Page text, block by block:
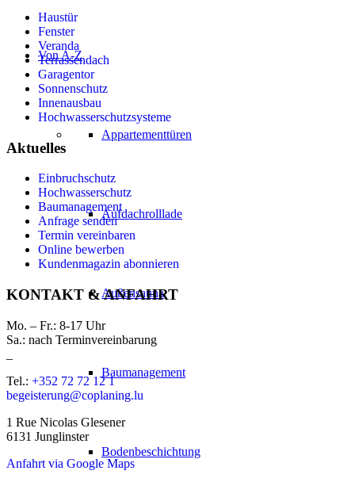
Von A-Z
Appartementtüren
Aufdachrolllade
Außensauna
Baumanagement
Bodenbeschichtung
Haustür
Fenster
Veranda
Terrassendach
Garagentor
Sonnenschutz
Innenausbau
Hochwasserschutzsysteme
Aktuelles
Einbruchschutz
Hochwasserschutz
Baumanagement
Anfrage senden
Termin vereinbaren
Online bewerben
Kundenmagazin abonnieren
KONTAKT & ANFAHRT
Mo. – Fr.: 8-17 Uhr
Sa.: nach Terminvereinbarung
Tel.: +352 72 72 12 1
begeisterung@coplaning.lu
1 Rue Nicolas Glesener
6131 Junglinster
Anfahrt via Google Maps